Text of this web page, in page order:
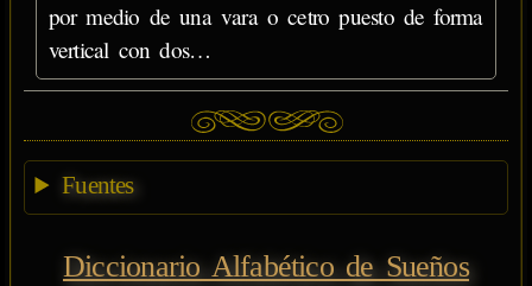
por medio de una vara o cetro puesto de forma
vertical con dos…
Fuentes
Diccionario Alfabético de Sueños